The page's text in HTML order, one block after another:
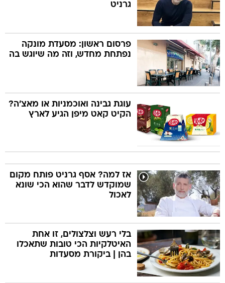
גרניט
פרסום ראשון: מסעדת מונקה
נפתחת מחדש, וזה מה שיוגש בה
עוגת גבינה ואוכמניות או מאצ'ה?
הקיט קאט מיפן הגיע לארץ
אז למה? אסף גרניט פותח מקום
שמוקדש לדבר שהוא הכי שונא
לאכול
בלי רעש וצלצולים, זו אחת
האיטלקיות הכי טובות שתאכלו
בהן | ביקורת מסעדות